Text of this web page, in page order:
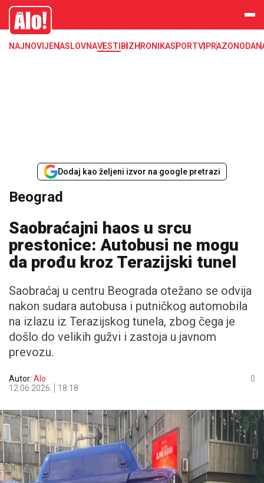
Beograd, politika, gradonacelnik, vesti, opstine
Alo
NAJNOVIJENASLOVNAVESTI BIZHRONIKASPORTVIPRAZONODA
Dodaj kao željeni izvor na google pretrazi
Beograd
Saobraćajni haos u srcu
prestonice: Autobusi ne mogu
da prođu kroz Terazijski tunel
Saobraćaj u centru Beograda otežano se odvija
nakon sudara autobusa i putničkog automobila
na izlazu iz Terazijskog tunela, zbog čega je
došlo do velikih gužvi i zastoja u javnom
prevozu.
Autor: Alo
12.06.2026.
18:18
0